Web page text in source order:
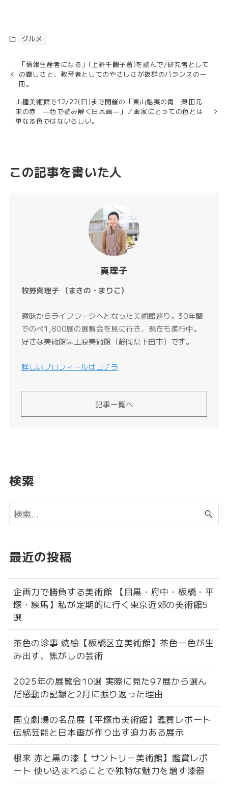
グルメ
「情報生産者になる」(上野千鶴子著)を読んで/研究者として
の厳しさと、教育者としてのやさしさが抜群のバランスの一
冊。
山種美術館で12/22(日)まで開催の「東山魁夷の青 奧田元
宋の赤 —色で読み解く日本画—」／画家にとっての色とは
単なる色ではないらしい。
この記事を書いた人
真理子
牧野真理子 （まきの・まりこ）
趣味からライフワークへとなった美術館巡り。30年間
でのべ1,800展の展覧会を見に行き、現在も進行中。
好きな美術館は上原美術館（静岡県下田市）です。
詳しいプロフィールはコチラ
記事一覧へ
検索
最近の投稿
企画力で勝負する美術館 【目黒・府中・板橋・平
塚・練馬】私が定期的に行く東京近郊の美術館5
選
茶色の珍事 焼絵【板橋区立美術館】茶色一色が生
み出す、焦がしの芸術
2025年の展覧会10選 実際に見た97展から選ん
だ感動の記録と2月に振り返った理由
国立劇場の名品展【平塚市美術館】鑑賞レポート
伝統芸能と日本画が作り出す迫力ある展示
根来 赤と黒の漆【 サントリー美術館】鑑賞レポ
ート 使い込まれることで独特な魅力を増す漆器